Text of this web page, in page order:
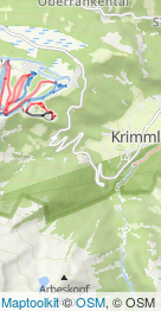
Maptoolkit©OSM, © OSM